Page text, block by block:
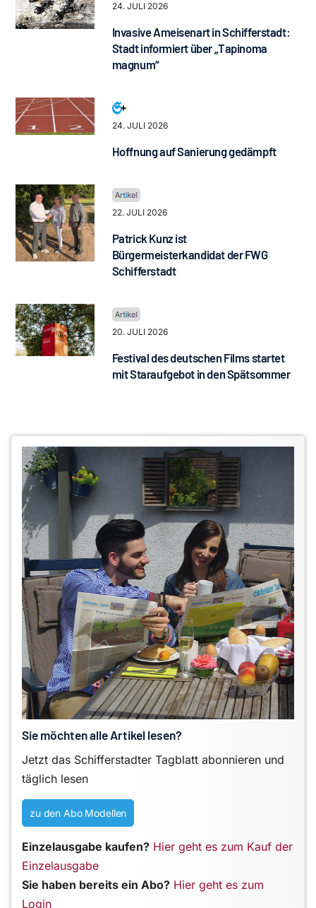
24. JULI 2026
Invasive Ameisenart in Schifferstadt:
Stadt informiert über „Tapinoma
magnum“
24. JULI 2026
Hoffnung auf Sanierung gedämpft
22. JULI 2026
Patrick Kunz ist
Bürgermeisterkandidat der FWG
Schifferstadt
20. JULI 2026
Festival des deutschen Films startet
mit Staraufgebot in den Spätsommer
Sie möchten alle Artikel lesen?
Jetzt das Schifferstadter Tagblatt abonnieren und
täglich lesen
zu den Abo Modellen
Einzelausgabe kaufen? Hier geht es zum Kauf der
Einzelausgabe
Sie haben bereits ein Abo? Hier geht es zum
Login